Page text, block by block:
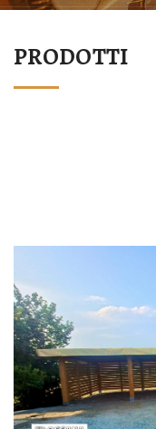
PRODOTTI